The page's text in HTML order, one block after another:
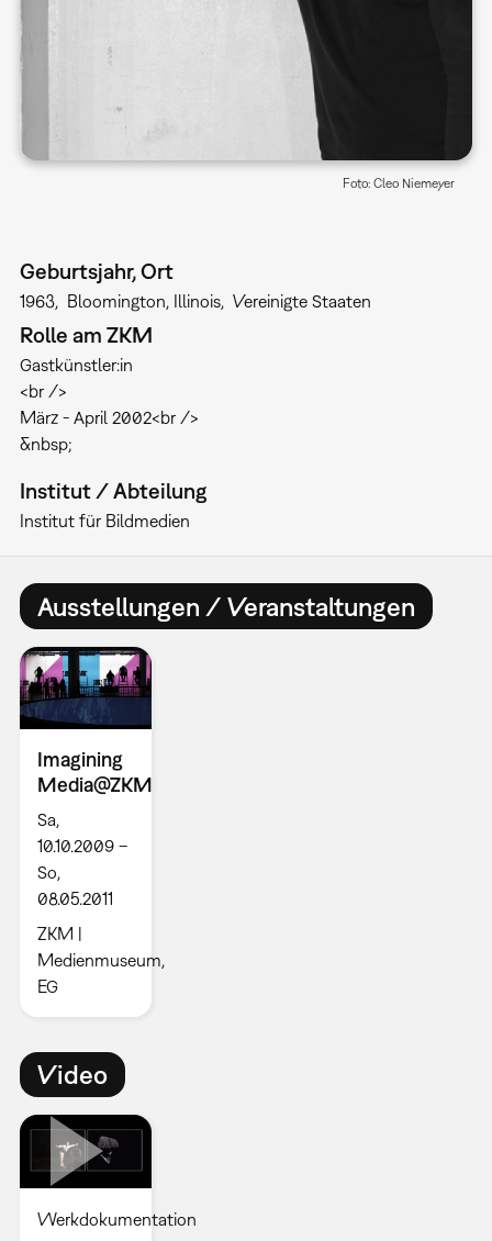
Foto: Cleo Niemeyer
Geburtsjahr, Ort
1963 Bloomington, Illinois Vereinigte Staaten
Rolle am ZKM
Gastkünstler:in
<br />
März - April 2002<br />
&nbsp;
Institut / Abteilung
Institut für Bildmedien
Ausstellungen / Veranstaltungen
Imagining
Media@ZKM
Sa,
10.10.2009 –
So,
08.05.2011
ZKM |
Medienmuseum,
EG
Video
Werkdokumentation